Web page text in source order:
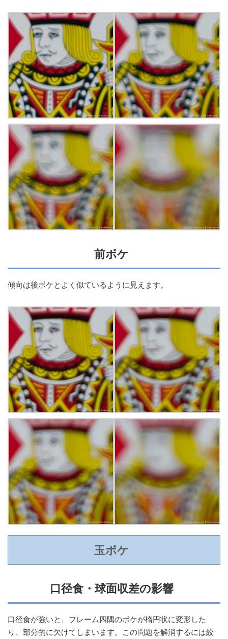
前ボケ
傾向は後ボケとよく似ているように見えます。
玉ボケ
口径食・球面収差の影響
口径食が強いと、フレーム四隅のボケが楕円状に変形した
り、部分的に欠けてしまいます。この問題を解消するには絞